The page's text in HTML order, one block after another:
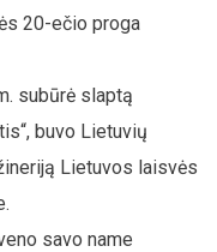
20-ečio proga
subūrė slaptą
buvo Lietuvių
Lietuvos laisvės
savo name